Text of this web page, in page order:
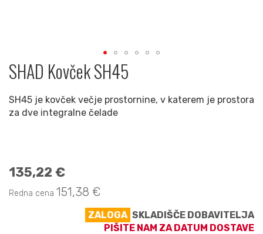
SHAD Kovček SH45
SH45 je kovček večje prostornine, v katerem je prostora
za dve integralne čelade
Akcijska
135,22 €
Redna cena 151,38 €
ZALOGA SKLADIŠČE DOBAVITELJA
PIŠITE NAM ZA DATUM DOSTAVE
Preskoči
na
galerije
slik